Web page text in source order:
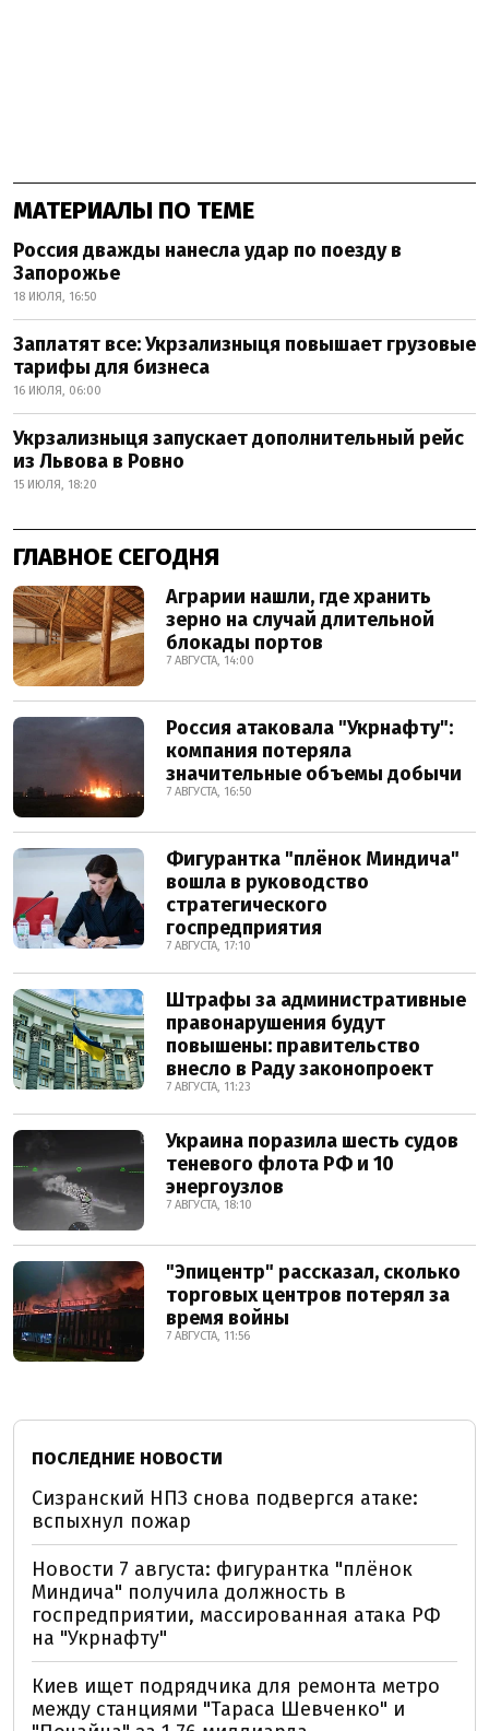
МАТЕРИАЛЫ ПО ТЕМЕ
Россия дважды нанесла удар по поезду в
Запорожье
18 ИЮЛЯ, 16:50
Заплатят все: Укрзализныця повышает грузовые
тарифы для бизнеса
16 ИЮЛЯ, 06:00
Укрзализныця запускает дополнительный рейс
из Львова в Ровно
15 ИЮЛЯ, 18:20
ГЛАВНОЕ СЕГОДНЯ
Аграрии нашли, где хранить
зерно на случай длительной
блокады портов
7 АВГУСТА, 14:00
Россия атаковала "Укрнафту":
компания потеряла
значительные объемы добычи
7 АВГУСТА, 16:50
Фигурантка "плёнок Миндича"
вошла в руководство
стратегического
госпредприятия
7 АВГУСТА, 17:10
Штрафы за административные
правонарушения будут
повышены: правительство
внесло в Раду законопроект
7 АВГУСТА, 11:23
Украина поразила шесть судов
теневого флота РФ и 10
энергоузлов
7 АВГУСТА, 18:10
"Эпицентр" рассказал, сколько
торговых центров потерял за
время войны
7 АВГУСТА, 11:56
ПОСЛЕДНИЕ НОВОСТИ
Сизранский НПЗ снова подвергся атаке:
вспыхнул пожар
Новости 7 августа: фигурантка "плёнок
Миндича" получила должность в
госпредприятии, массированная атака РФ
на "Укрнафту"
Киев ищет подрядчика для ремонта метро
между станциями "Тараса Шевченко" и